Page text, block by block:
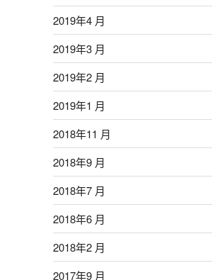
2019年4 月
2019年3 月
2019年2 月
2019年1 月
2018年11 月
2018年9 月
2018年7 月
2018年6 月
2018年2 月
2017年9 月